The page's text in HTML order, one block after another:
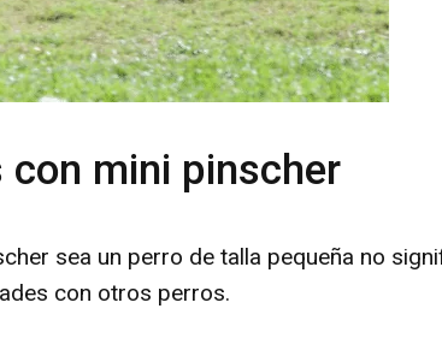
mini pinscher
sea un perro de talla pequeña no
con otros perros.